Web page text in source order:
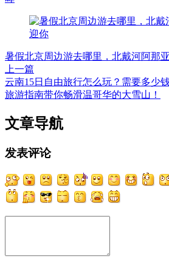
暑假北京周边游去哪里，北戴河阿那
上一篇
云南15日自由旅行怎么玩？需要多少
旅游指南带你畅滑温哥华的大雪山！
文章导航
发表评论